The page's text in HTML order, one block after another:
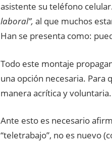
asistente su teléfono
laboral”, al que muchos
Han se presenta como:
Todo este montaje
una opción necesaria. Para
manera acrítica y voluntaria.
Ante esto es necesario
“teletrabajo”, no es nuevo